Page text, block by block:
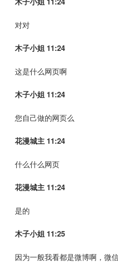
对对
木子小姐 11:24
这是什么网页啊
木子小姐 11:24
您自己做的网页么
花漫城主 11:24
什么什么网页
花漫城主 11:24
是的
木子小姐 11:25
因为一般我看都是微博啊，微